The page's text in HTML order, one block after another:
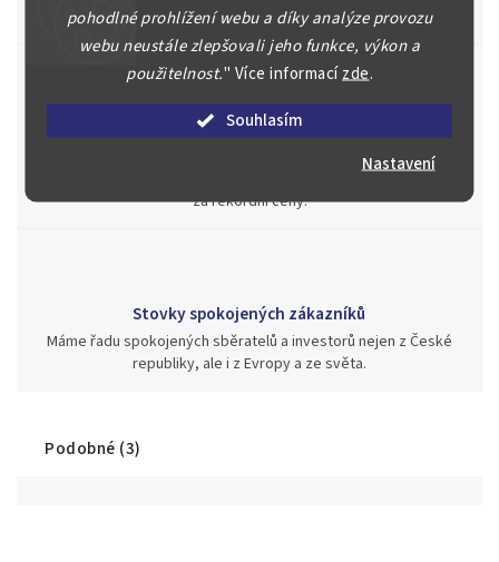
pohodlné prohlížení webu a díky analýze provozu
webu neustále zlepšovali jeho funkce, výkon a
použitelnost." Více informacízde.
Souhlasím
Nastavení
aukci nebo Vám poradíme kam investovat.
Jsme zde pro Vás nepřetržitě již od roku 2000
Během té doby jsme v našich aukcích prodali významné sbírky i
jednotlivé kusy unikátních mincí, bankovek, řádů a vyznamenání
za rekordní ceny.
Stovky spokojených zákazníků
Máme řadu spokojených sběratelů a investorů nejen z České
republiky, ale i z Evropy a ze světa.
Podobné (3)